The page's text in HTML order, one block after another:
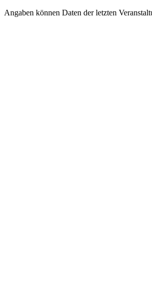
Angaben können Daten der letzten